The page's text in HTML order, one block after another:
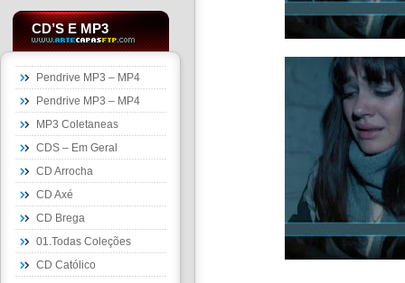
CD’S E MP3
Pendrive MP3 – MP4
Pendrive MP3 – MP4
MP3 Coletaneas
CDS – Em Geral
CD Arrocha
CD Axé
CD Brega
01.Todas Coleções
CD Católico